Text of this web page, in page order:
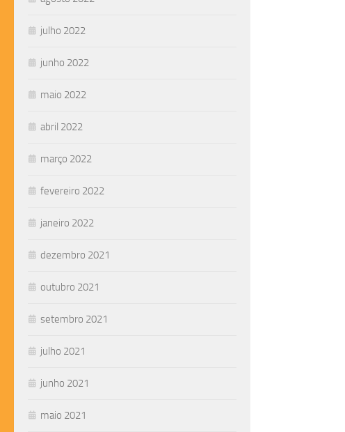
julho 2022
junho 2022
maio 2022
abril 2022
março 2022
fevereiro 2022
janeiro 2022
dezembro 2021
outubro 2021
setembro 2021
julho 2021
junho 2021
maio 2021